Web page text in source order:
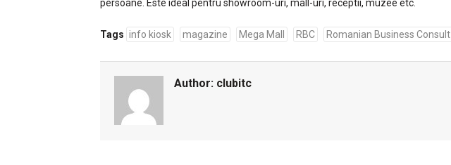
persoane. Este ideal pentru showroom-uri, mall-uri, receptii, muzee etc.
Tags info kiosk magazine Mega Mall RBC Romanian Business Consult
Author: clubitc